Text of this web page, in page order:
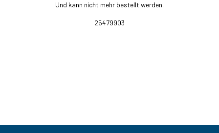
Und kann nicht mehr bestellt werden.
25479903